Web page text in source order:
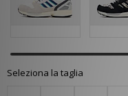
Seleziona la taglia